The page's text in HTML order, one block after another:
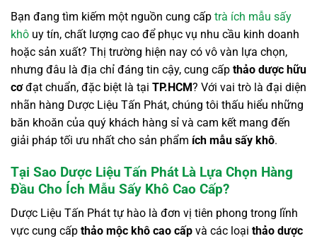
Bạn đang tìm kiếm một nguồn cung cấp trà ích mẫu sấy
khô uy tín, chất lượng cao để phục vụ nhu cầu kinh doanh
hoặc sản xuất? Thị trường hiện nay có vô vàn lựa chọn,
nhưng đâu là địa chỉ đáng tin cậy, cung cấp thảo dược hữu
cơđạt chuẩn, đặc biệt là tại TP.HCM? Với vai trò là đại diện
nhãn hàng Dược Liệu Tấn Phát, chúng tôi thấu hiểu những
băn khoăn của quý khách hàng sỉ và cam kết mang đến
giải pháp tối ưu nhất cho sản phẩm ích mẫu sấy khô.
Tại Sao Dược Liệu Tấn Phát Là Lựa Chọn Hàng
Đầu Cho Ích Mẫu Sấy Khô Cao Cấp?
Dược Liệu Tấn Phát tự hào là đơn vị tiên phong trong lĩnh
vực cung cấp thảo mộc khô cao cấp và các loại thảo dược